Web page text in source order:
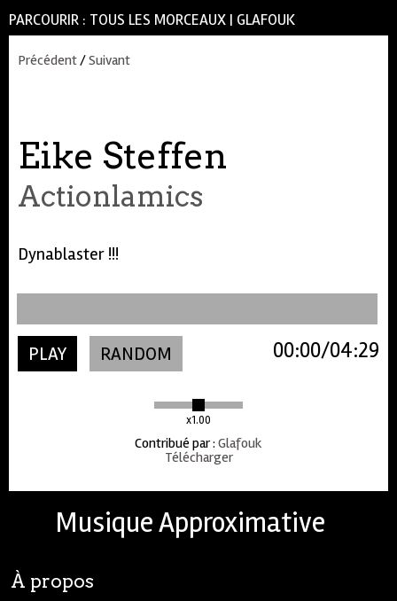
PARCOURIR : TOUS LES MORCEAUX | GLAFOUK
Précédent/Suivant
Eike Steffen
Actionlamics
Dynablaster !!!
PLAY RANDOM
x1.00
04:29
00:00
Contribué par: Glafouk
Télécharger
Musique Approximative
À propos